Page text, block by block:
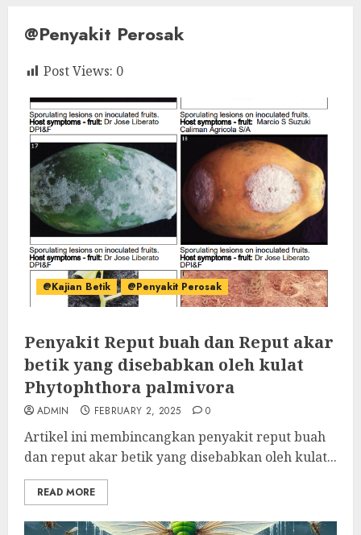
@Penyakit Perosak
Post Views: 0
@Kajian Betik @Penyakit Perosak
Penyakit Reput buah dan Reput akar
betik yang disebabkan oleh kulat
Phytophthora palmivora
ADMIN FEBRUARY 2, 2025 0
Artikel ini membincangkan penyakit reput buah
dan reput akar betik yang disebabkan oleh kulat...
READ MORE